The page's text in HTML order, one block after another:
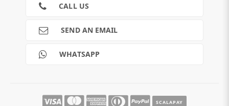
PAYMENTS
CALL US
SEND AN EMAIL
WHATSAPP
SCALAPAY